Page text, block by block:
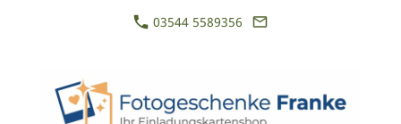
03544 5589356